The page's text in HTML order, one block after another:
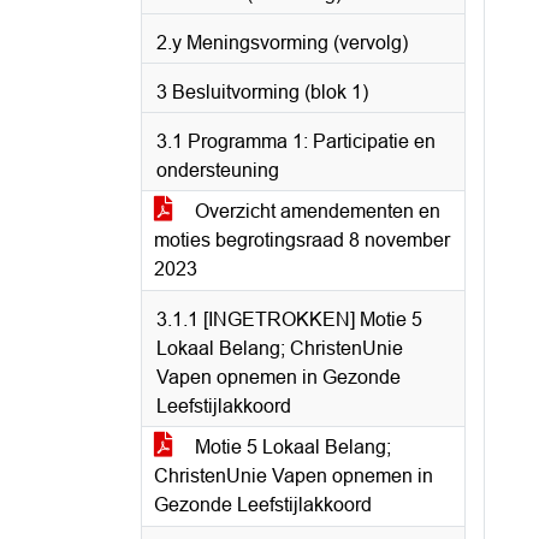
2.y Meningsvorming (vervolg)
3 Besluitvorming (blok 1)
3.1 Programma 1: Participatie en
ondersteuning
Overzicht amendementen en
moties begrotingsraad 8 november
2023
3.1.1 [INGETROKKEN] Motie 5
Lokaal Belang; ChristenUnie
Vapen opnemen in Gezonde
Leefstijlakkoord
Motie 5 Lokaal Belang;
ChristenUnie Vapen opnemen in
Gezonde Leefstijlakkoord